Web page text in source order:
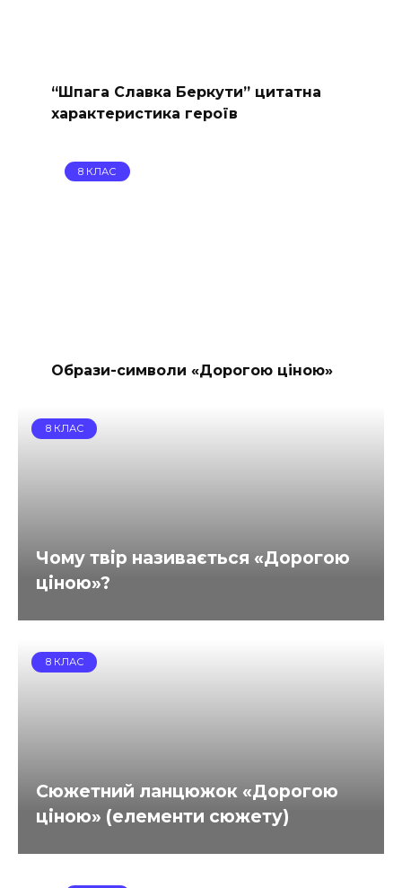
“Шпага Славка Беркути” цитатна
характеристика героїв
8 КЛАС
Образи-символи «Дорогою ціною»
8 КЛАС
Чому твір називається «Дорогою
ціною»?
8 КЛАС
Сюжетний ланцюжок «Дорогою
ціною» (елементи сюжету)